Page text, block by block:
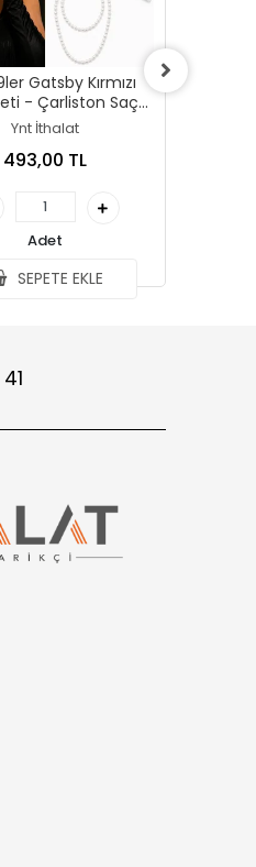
Gatsby Kırmızı
- Çarliston Saç
İnci Kolye Ve
Ynt İthalat
493,00 TL
Adet
SEPETE EKLE